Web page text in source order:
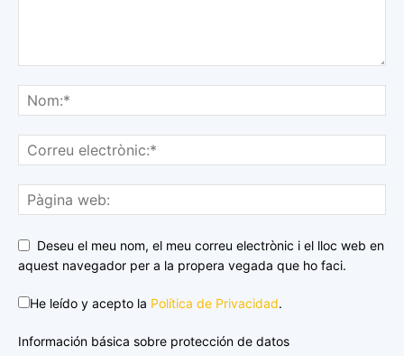
Deseu el meu nom, el meu correu electrònic i el lloc web en
aquest navegador per a la propera vegada que ho faci.
He leído y acepto la Política de Privacidad.
Información básica sobre protección de datos